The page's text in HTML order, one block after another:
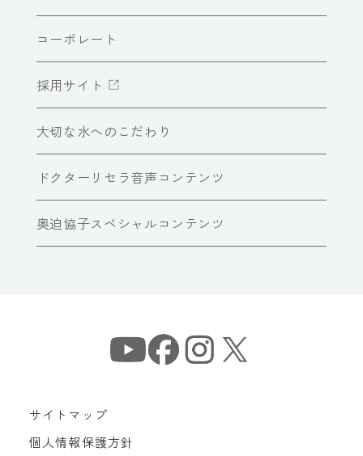
コーポレート
採用サイト
大切な水へのこだわり
ドクターリセラ音声コンテンツ
奥迫協子スペシャルコンテンツ
サイトマップ
個人情報保護方針